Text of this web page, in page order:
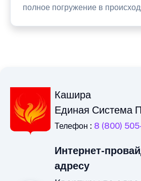
полное погружение в
Кашира
Единая Система
Телефон : 8 (800)
Интернет-
адресу